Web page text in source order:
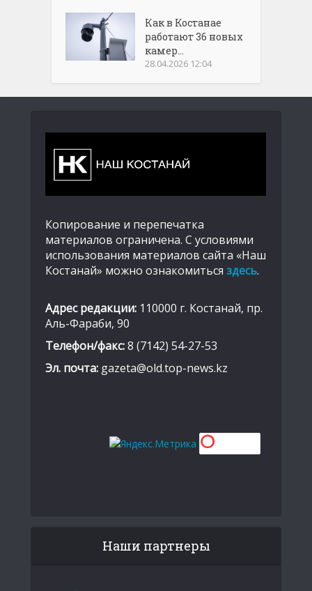
Как в Костанае
работают 36 новых
камер...
28.04.2026 12:04
Копирование и перепечатка
материалов ограничена. С условиями
использования материалов сайта «Наш
Костанай» можно ознакомиться здесь.
Адрес редакции: 110000 г. Костанай, пр.
Аль-Фараби, 90
Телефон/факс:8 (7142) 54-27-53
Эл. почта: gazeta@old.top-news.kz
Наши партнеры